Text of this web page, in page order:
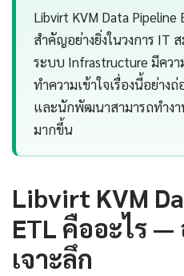
Libvirt KVM Data
สำคัญอย่างยิ่งในวงการ IT
ระบบ Infrastructure มีคว
ทำความเข้าใจเรื่องนี้อย่า
และนักพัฒนาสามารถทำง
มากขึ้น
Libvirt KVM
ETL คืออะไร
เจาะลึก